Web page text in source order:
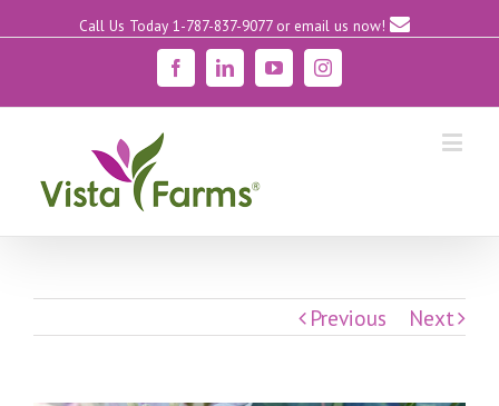
Call Us Today 1-787-837-9077 or email us now!
FacebookLinkedinYouTubeInstagram
Previous Next